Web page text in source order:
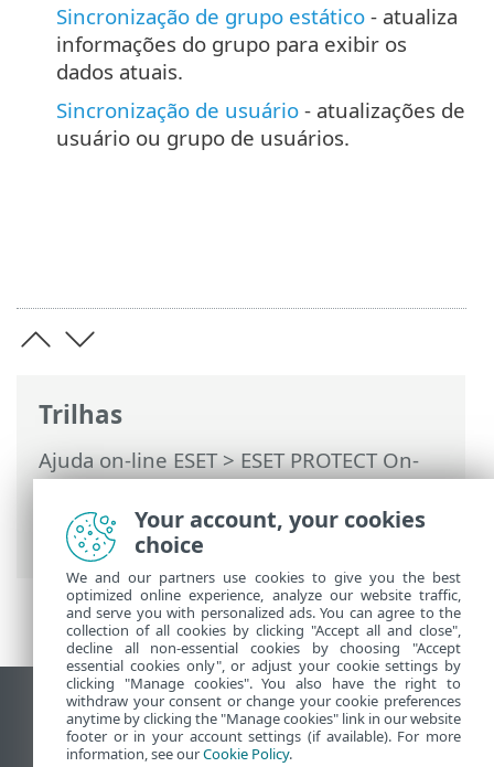
Trilhas
Ajuda on-line ESET>ESET PROTECT On-
Prem>Usando o ESET PROTECT On-Prem
ESET PROTECT On-Prem Menu principal
> Tarefas
Sincronização de grupo estático - atualiza
informações do grupo para exibir os
dados atuais.
Sincronização de usuário - atualizações de
usuário ou grupo de usuários.
Ver site para desktop
End of Life
Your account, your cookies
choice
We and our partners use cookies to give you the best
optimized online experience, analyze our website traffic,
and serve you with personalized ads. You can agree to the
collection of all cookies by clicking "Accept all and close",
decline all non-essential cookies by choosing "Accept
essential cookies only", or adjust your cookie settings by
clicking "Manage cookies". You also have the right to
withdraw your consent or change your cookie preferences
anytime by clicking the "Manage cookies" link in our website
footer or in your account settings (if available). For more
information, see ourCookie Policy.